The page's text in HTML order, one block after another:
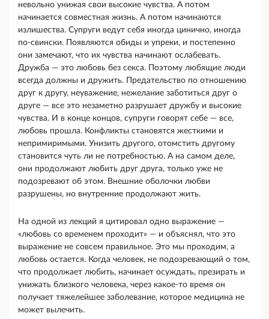
невольно унижая свои высокие чувства. А потом
начинается совместная жизнь. А потом начинаются
излишества. Супруги ведут себя иногда цинично, иногда
по-свински. Появляются обиды и упреки, и постепенно
они замечают, что их чувства начинают ослабевать.
Дружба — это любовь без секса. Поэтому любящие люди
всегда должны и дружить. Предательство по отношению
друг к другу, неуважение, нежелание заботиться друг о
друге — все это незаметно разрушает дружбу и высокие
чув­ства. И в конце концов, супруги говорят себе — все,
любовь прошла. Конфликты становятся жесткими и
непримиримыми. Унизить другого, отомстить друго­му
становится чуть ли не потребностью. А на самом деле,
они продолжают любить друг друга, только уже не
подозревают об этом. Внешние оболочки люб­ви
разрушены, но внутренние продолжают жить.
На одной из лекций я цитировал одно выраже­ние —
«любовь со временем проходит» — и объяс­нял, что это
выражение не совсем правильное. Это мы проходим, а
любовь остается. Когда человек, не подозревающий о том,
что продолжает любить, начи­нает осуждать, презирать и
унижать близкого чело­века, через какое-то время он
получает тяжелейшее заболевание, которое медицина не
может вылечить.